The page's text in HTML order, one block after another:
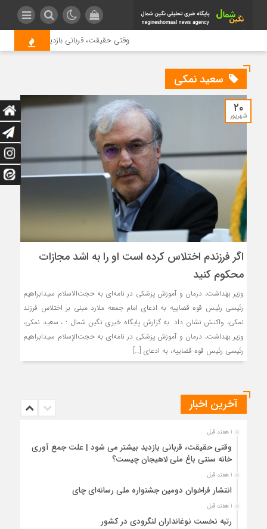
وقتی حقیقت، قربانی بازدید بیشتر می
سعید نمکی
۲۰
شهریور
اگر فرزندم اختلاس کرده است او را به اشد مجازات
محکوم کنید
وزیر بهداشت، درمان و آموزش پزشکی در نامه‌ای به حجت‌الاسلام سیدابراهیم
رئیسی رئیس قوه قضاییه به ادعای امام جمعه ملارد مبنی بر اختلاس فرزند
نمکی، واکنش نشان داد. به گزارش پایگاه خبری نگین شمال : ، سعید نمکی،
وزیر بهداشت، درمان و آموزش پزشکی در نامه‌ای به حجت‌الإسلام سیدابراهیم
رئیسی رئیس قوه قضاییه، به ادعای […]
آخرین اخبار
1 هفته قبل
وقتی حقیقت، قربانی بازدید بیشتر می شود | علت جمع آوری
خانه سنتی باغ ملی لاهیجان چیست؟
1 هفته قبل
انتشار فراخوان دومین جشنواره ملی رسانه‌ای چای
1 هفته قبل
رتبه نخست نوغانداران لنگرودی در کشور